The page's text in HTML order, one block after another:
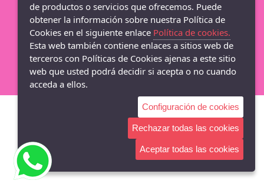
CC LAGOH - AVENIDA DE PALMAS ALTAS 1, 1ª PLANTA LOCAL
A32, SEVILLA - 41014 (Sevilla)
854 80 84 88
M&R Zapateria - Adriann Lasconi
de productos o servicios que ofrecemos. Puede
obtener la información sobre nuestra Política de
Cookies en el siguiente enlace Política de cookies.
Esta web también contiene enlaces a sitios web de
terceros con Políticas de Cookies ajenas a este sitio
web que usted podrá decidir si acepta o no cuando
acceda a ellos.
Configuración de cookies
Rechazar todas las cookies
Aceptar todas las cookies